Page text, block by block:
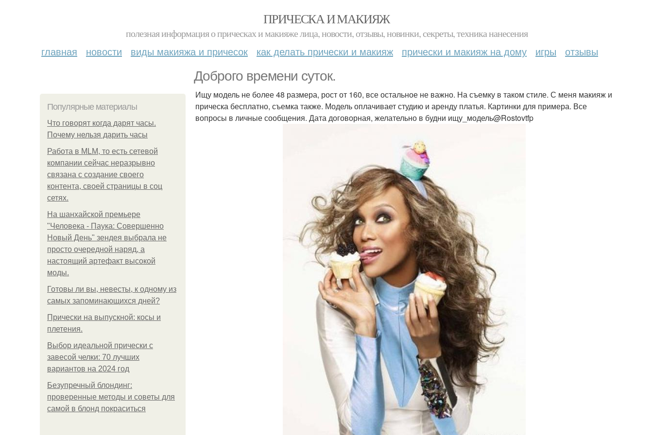
ПРИЧЕСКА И МАКИЯЖ
полезная информация о прическах и макияже лица, новости, отзывы, новинки, секреты, техника нанесения
главная новости виды макияжа и причесок как делать прически и макияж прически и макияж на дому игры отзывы
Доброго времени суток.
Популярные материалы
Что говорят когда дарят часы.
Почему нельзя дарить часы
Работа в MLM, то есть сетевой
компании сейчас неразрывно
связана с создание своего
контента, своей страницы в соц
сетях.
На шанхайской премьере
"Человека - Паука: Совершенно
Новый День" зендея выбрала не
просто очередной наряд, а
настоящий артефакт высокой
моды.
Готовы ли вы, невесты, к одному из
самых запоминающихся дней?
Прически на выпускной: косы и
плетения.
Выбор идеальной прически с
завесой челки: 70 лучших
вариантов на 2024 год
Безупречный блондинг:
проверенные методы и советы для
самой в блонд покраситься
Ищу модель не более 48 размера, рост от 160, все остальное не важно. На съемку в таком стиле. С меня макияж и
прическа бесплатно, съемка также. Модель оплачивает студию и аренду платья. Картинки для примера. Все
вопросы в личные сообщения. Дата договорная, желательно в будни ищу_модель@Rostovtfp